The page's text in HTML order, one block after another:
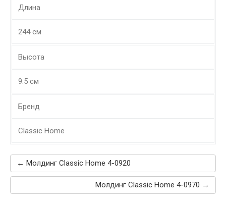
Длина
244 см
Высота
9.5 см
Бренд
Classic Home
← Молдинг Classic Home 4-0920
Молдинг Classic Home 4-0970 →